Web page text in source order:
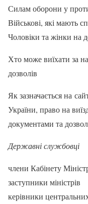
Силам оборони у
Військові, які мають
Чоловіки та жінки на
Хто може виїхати за
дозволів
Як зазначається на
України, право на
документами та
Державні службовці
члени Кабінету
заступники міністрів
керівники